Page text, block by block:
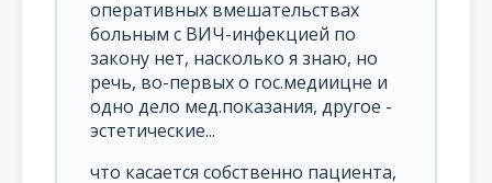
оперативных вмешательствах
больным с ВИЧ-инфекцией по
закону нет, насколько я знаю, но
речь, во-первых о гос.медиицне и
одно дело мед.показания, другое -
эстетические...
что касается собственно пациента,